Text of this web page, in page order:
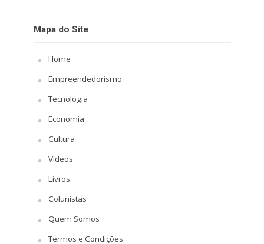
Mapa do Site
Home
Empreendedorismo
Tecnologia
Economia
Cultura
Vídeos
Livros
Colunistas
Quem Somos
Termos e Condições